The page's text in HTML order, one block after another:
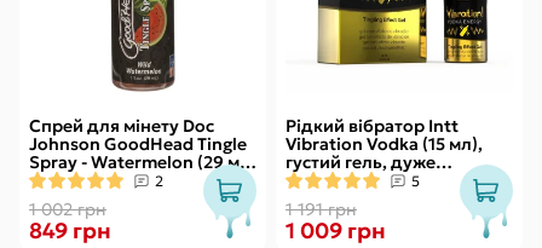
Спрей для мінету Doc
Johnson GoodHead Tingle
Spray - Watermelon (29 мл)
зі стимулювальним
ефектом
2
1 002 грн
849 грн
Рідкий вібратор Intt
Vibration Vodka (15 мл),
густий гель, дуже
смачний, діє до 30 хвилин
5
1 191 грн
1 009 грн